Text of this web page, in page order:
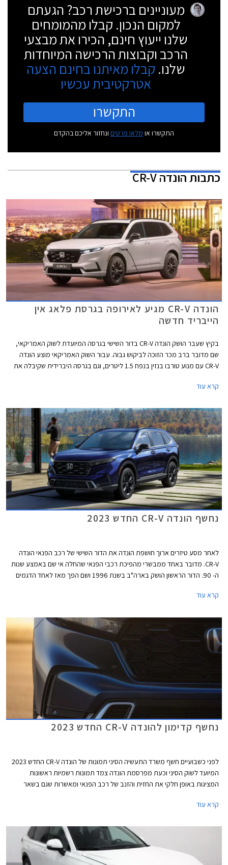
מעוניינים ברכישת רכב? הגעתם
למקום הנכון. קבלו מהמומחים
שלנו ייעוץ חינם, הכירו את מבצעי
הרכב וקבוצות הרכישה המיוחדות
שלנו. קבלו מאיתנו בחינם הצעה
אטרקטיבית עכשיו
התקשרו
התקשרו או מלאו פרטים ונחזור אליכם בהקדם
כתבותהונדה CR-V
הונדה CR-V מגיע לאירופה בגרסת פלאג אין
הייבריד חדשה
בקיץ שעבר הושק הונדה CR-V בדור השישי בגרסה המיועדת לשוק האמריקאי,
שם מדובר ברב מכר הזוכה לביקוש גבוה. עבור השוק האמריקאי מוצע הונדה
CR-V עם מנוע טורבו בנזין בנפח 1.5 ליטרים, וגם בגרסה היברידית שקיבלה את
קרא עוד
נחשף הונדה CR-V החדש 2023
לאחר מסע טיזרים ארוך חושפת הונדה את הדור השישי של רכב הפנאי הונדה
CR-V. מדובר באחד ממבשרי מהפיכת רכבי הפנאי שהחלה אי שם באמצע שנות
ה- 90. הדור הראשון הושק בארה"ב בשנת 1996 ושם הפך מאז לאחד הדגמים
קרא עוד
נחשף קדימון להונדה CR-V החדש 2023
לפני כשבועיים חשף משרד התעשיה הסיני תמונות של הונדה CR-V החדש 2023
המיועד לשוק הסיני וכעת מפרסמת הונדה צמד תמונות רשמיות ראשונות
המציגות באופן חלקי את החזית והזנב של רכב הפנאי ומאשרות שגם בשאר
והתחלת המכירות צפויה לקראת עונת הסתיו.
קרא עוד